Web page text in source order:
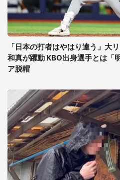
「日本の打者はやはり違う」大
和真が躍動 KBO出身選手とは「
ア脱帽